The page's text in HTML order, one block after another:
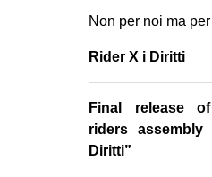
Non per noi ma per
Rider X i Diritti
Final release
riders
Diritti”